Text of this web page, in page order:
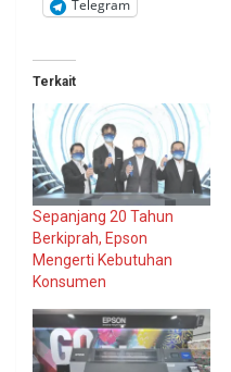
Telegram
Terkait
Sepanjang 20 Tahun
Berkiprah, Epson
Mengerti Kebutuhan
Konsumen